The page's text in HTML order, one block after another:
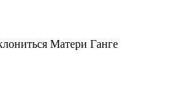
Матери Ганге